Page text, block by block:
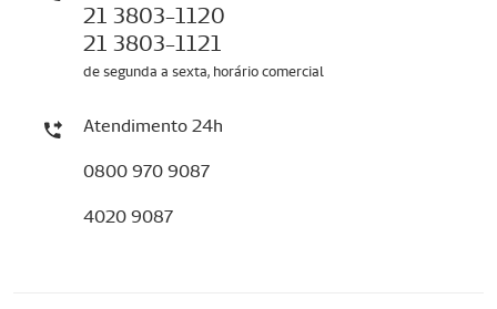
21 3803-1120
21 3803-1121
de segunda a sexta, horário comercial
Atendimento 24h
0800 970 9087
4020 9087